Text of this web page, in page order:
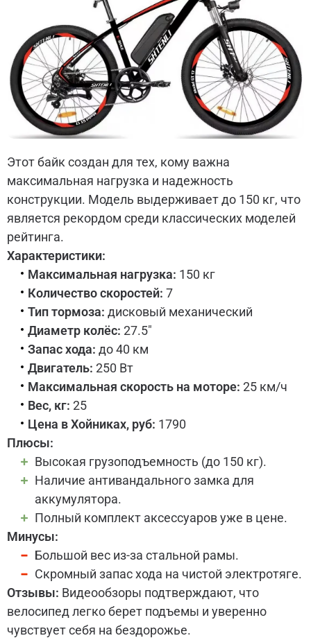
Этот байк создан для тех, кому важна
максимальная нагрузка и надежность
конструкции. Модель выдерживает до 150 кг, что
является рекордом среди классических моделей
рейтинга.
Характеристики:
Максимальная нагрузка: 150 кг
Количество скоростей: 7
Тип тормоза: дисковый механический
Диаметр колёс: 27.5"
Запас хода: до 40 км
Двигатель: 250 Вт
Максимальная скорость на моторе: 25 км/ч
Вес, кг: 25
Цена в Хойниках, руб: 1790
Плюсы:
Высокая грузоподъемность (до 150 кг).
Наличие антивандального замка для
аккумулятора.
Полный комплект аксессуаров уже в цене.
Минусы:
Большой вес из-за стальной рамы.
Скромный запас хода на чистой электротяге.
Отзывы: Видеообзоры подтверждают, что
велосипед легко берет подъемы и уверенно
чувствует себя на бездорожье.